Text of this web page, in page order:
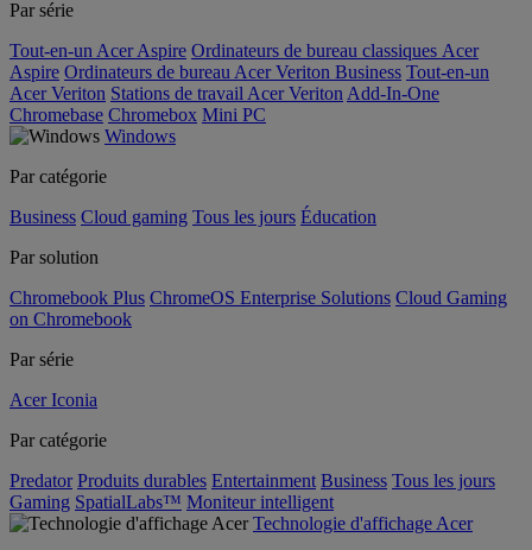
Par série
Tout-en-un Acer Aspire Ordinateurs de bureau classiques Acer
Aspire Ordinateurs de bureau Acer Veriton Business Tout-en-un
Acer Veriton Stations de travail Acer Veriton Add-In-One
Chromebase Chromebox Mini PC
Windows
Par catégorie
Business Cloud gaming Tous les jours Éducation
Par solution
Chromebook Plus ChromeOS Enterprise Solutions Cloud Gaming
on Chromebook
Par série
Acer Iconia
Par catégorie
Predator Produits durables Entertainment Business Tous les jours
Gaming SpatialLabs™ Moniteur intelligent
Technologie d'affichage Acer